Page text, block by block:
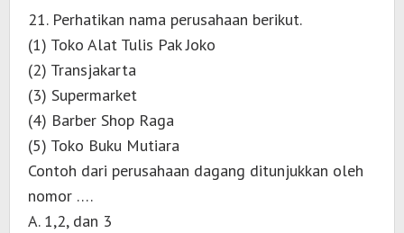
21. Perhatikan nama perusahaan berikut.
(1) Toko Alat Tulis Pak Joko
(2) Transjakarta
(3) Supermarket
(4) Barber Shop Raga
(5) Toko Buku Mutiara
Contoh dari perusahaan dagang ditunjukkan oleh
nomor ….
A. 1,2, dan 3